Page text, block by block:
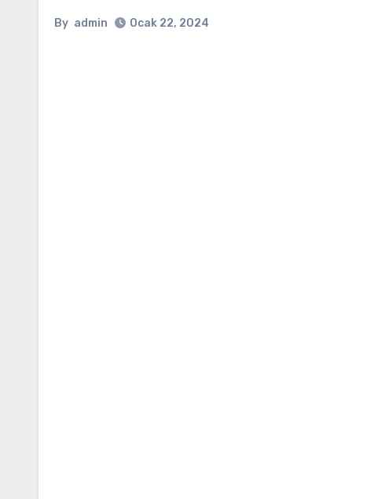
By admin Ocak 22, 2024